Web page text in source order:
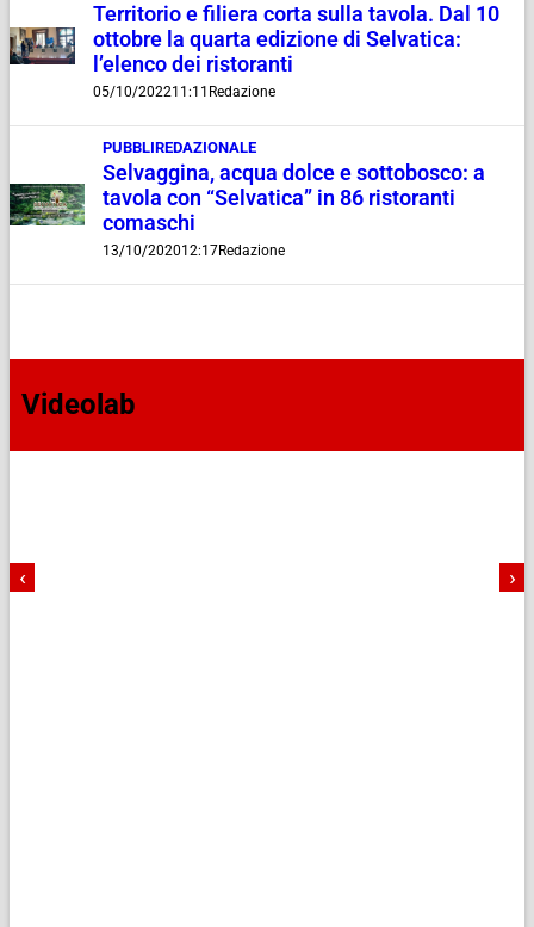
Territorio e filiera corta sulla tavola. Dal 10
ottobre la quarta edizione di Selvatica:
l’elenco dei ristoranti
05/10/202211:11 Redazione
PUBBLIREDAZIONALE
Selvaggina, acqua dolce e sottobosco: a
tavola con “Selvatica” in 86 ristoranti
comaschi
13/10/202012:17Redazione
Videolab
‹ ›